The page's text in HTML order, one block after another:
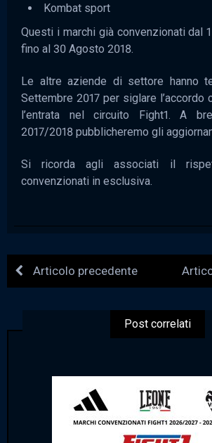
Kombat sport
Questi i marchi già convenzionati dal
fino al 30 Agosto 2018.
Le altre aziende di settore hanno
Settembre 2017 per siglare l’accordo
l’entrata nel circuito Fight1. A
2017/2018 pubblicheremo gli
Si ricorda agli associati il
convenzionati in esclusiva.
Articolo precedente
Post correlati